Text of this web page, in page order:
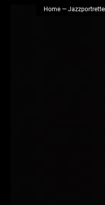
Home—